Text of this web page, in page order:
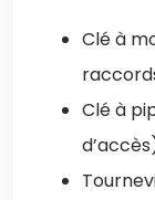
Clé à
Clé à